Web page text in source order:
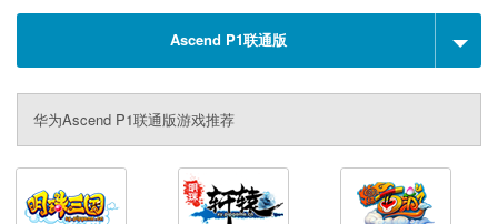
Ascend P1联通版
华为Ascend P1联通版游戏推荐